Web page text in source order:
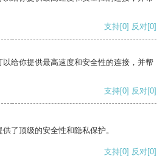
支持[0] 反对[0]
给你提供最高速度和安全性的连接，并帮
支持[0] 反对[0]
了顶级的安全性和隐私保护。
支持[0] 反对[0]